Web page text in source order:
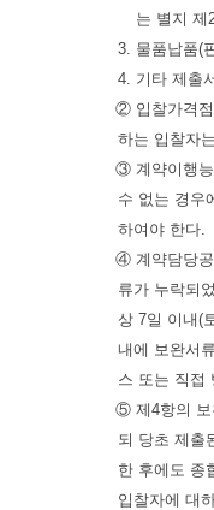
는 별지 제
3. 물품납품(
4. 기타 제출
② 입찰가격점
하는 입찰자
③ 계약이행능
수 없는 경우
하여야 한다.
④ 계약담당공
류가 누락되
상 7일 이내(
내에 보완서
스 또는 직접
⑤ 제4항의 보
되 당초 제출
한 후에도 종
입찰자에 대